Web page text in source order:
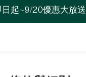
歡迎來到綠澯科技
起~9/20優惠大放送